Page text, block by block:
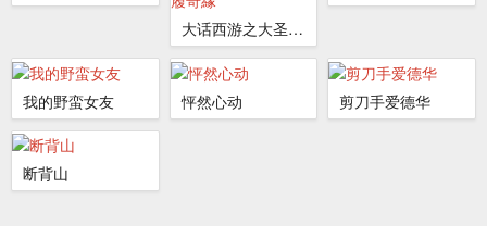
大话西游之大圣娶亲 西遊記大結局之仙履奇緣
我的野蛮女友 怦然心动 剪刀手爱德华
断背山